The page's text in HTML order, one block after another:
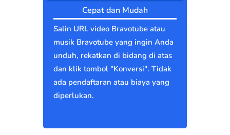
Cepat dan Mudah
Salin URL video Bravotube atau
musik Bravotube yang ingin Anda
unduh, rekatkan di bidang di atas
dan klik tombol "Konversi". Tidak
ada pendaftaran atau biaya yang
diperlukan.